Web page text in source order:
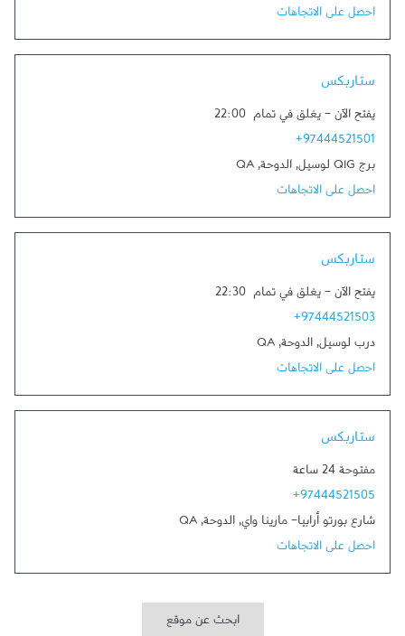
احصل على الاتجاهات
ستاربكس
يفتح الآن - يغلق في تمام 22:00
+97444521501
برج QIG لوسيل
, الدوحة,
QA
احصل على الاتجاهات
ستاربكس
يفتح الآن - يغلق في تمام 22:30
+97444521503
درب لوسيل, الدوحة,
QA
احصل على الاتجاهات
ستاربكس
مفتوحة 24 ساعة
+97444521505
شارع بورتو أرابيا- مارينا واي, الدوحة,
QA
احصل على الاتجاهات
ابحث عن موقع